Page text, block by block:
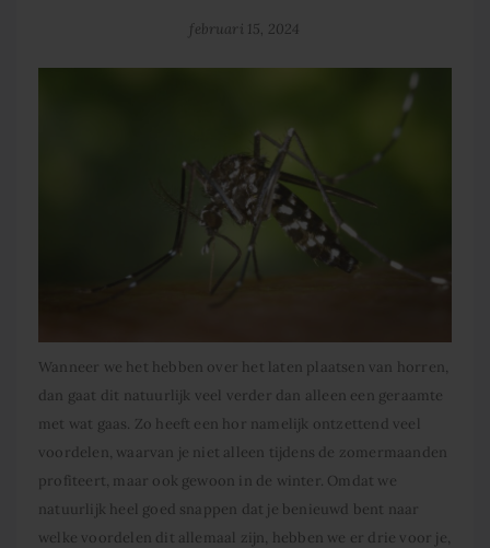
februari 15, 2024
Wanneer we het hebben over het laten plaatsen van horren,
dan gaat dit natuurlijk veel verder dan alleen een geraamte
met wat gaas. Zo heeft een hor namelijk ontzettend veel
voordelen, waarvan je niet alleen tijdens de zomermaanden
profiteert, maar ook gewoon in de winter. Omdat we
natuurlijk heel goed snappen dat je benieuwd bent naar
welke voordelen dit allemaal zijn, hebben we er drie voor je,